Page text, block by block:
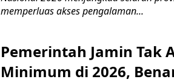
memperluas akses pengalaman...
Pemerintah Jamin Tak
Minimum di 2026,